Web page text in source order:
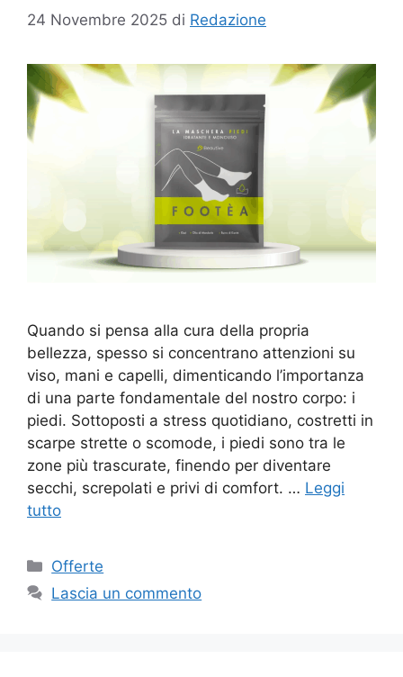
24 Novembre 2025 di Redazione
Quando si pensa alla cura della propria
bellezza, spesso si concentrano attenzioni su
viso, mani e capelli, dimenticando l’importanza
di una parte fondamentale del nostro corpo: i
piedi. Sottoposti a stress quotidiano, costretti in
scarpe strette o scomode, i piedi sono tra le
zone più trascurate, finendo per diventare
secchi, screpolati e privi di comfort. … Leggi
tutto
Categorie
Offerte
Lascia un commento